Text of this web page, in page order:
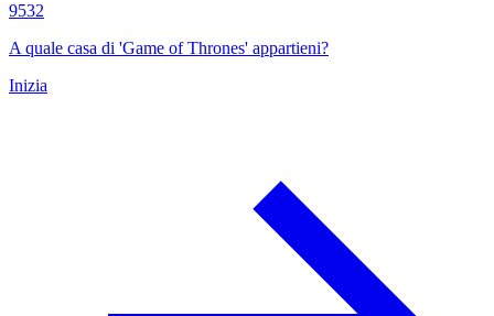
9532
A quale casa di 'Game of Thrones' appartieni?
Inizia